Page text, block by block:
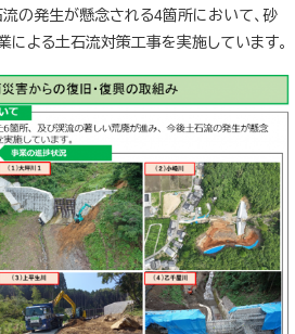
の発生が懸念される4箇所において、砂
よる土石流対策工事を実施しています。